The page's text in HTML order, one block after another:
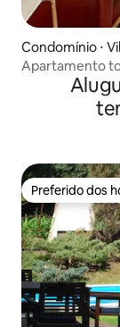
Condomínio ⋅
Apartamento
aconchegante
Preferido dos
Preferido dos